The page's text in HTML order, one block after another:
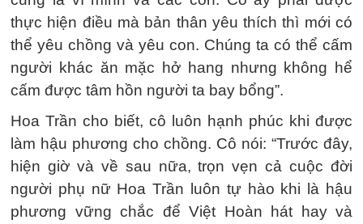
thực hiện điều mà bản thân yêu thích thì mới có
thể yêu chồng và yêu con. Chúng ta có thể cấm
người khác ăn mặc hở hang nhưng không hể
cấm được tâm hồn người ta bay bổng”.
Hoa Trần cho biết, cô luôn hạnh phúc khi được
làm hậu phương cho chồng. Cô nói: “Trước đây,
hiện giờ và về sau nữa, trọn vẹn cả cuộc đời
người phụ nữ Hoa Trần luôn tự hào khi là hậu
phương vững chắc để Việt Hoàn hát hay và